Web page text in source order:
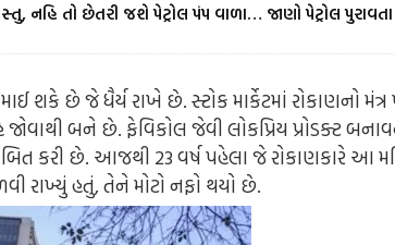
નહિ તો છેતરી જશે પેટ્રોલ પંપ વાળા… જાણો પેટ્રોલ
શકે છે જે ધૈર્ય રાખે છે. સ્ટોક માર્કેટમાં રોકાણનો
બને છે. ફેવિકોલ જેવી લોકપ્રિય પ્રોડક્ટ
કરી છે. આજથી 23 વર્ષ પહેલા જે રોકાણકારે આ
રાખ્યું હતું, તેને મોટો નફો થયો છે.